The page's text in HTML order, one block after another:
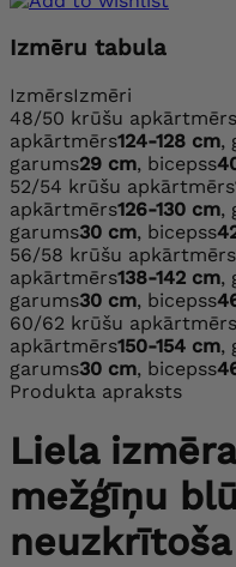
Izmēru tabula
IzmērsIzmēri
48/50 krūšu apkārtmērs
apkārtmērs124-128 cm,
garums29 cm, bicepss
52/54 krūšu apkārtmērs
apkārtmērs126-130 cm,
garums30 cm, bicepss
56/58 krūšu apkārtmērs
apkārtmērs138-142 cm,
garums30 cm, bicepss
60/62 krūšu apkārtmērs
apkārtmērs150-154 cm,
garums30 cm, bicepss
Produkta apraksts
Liela izmēra rozā ziedu
mežģīņu